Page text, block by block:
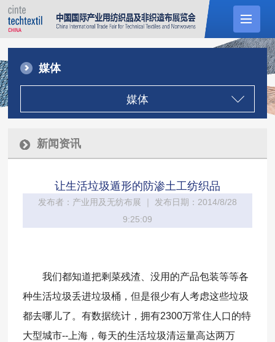
媒体
媒体
新闻资讯
让生活垃圾遁形的防渗土工纺织品
发布者：产业用及无纺布展 ｜ 发布日期：2014/8/28
9:25:09
我们都知道把剩菜残渣、没用的产品包装等等各
种生活垃圾丢进垃圾桶，但是很少有人考虑这些垃圾
都去哪儿了。有数据统计，拥有2300万常住人口的特
大型城市--上海，每天的生活垃圾清运量高达两万